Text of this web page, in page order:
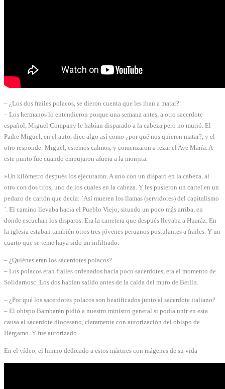
– ¿Los dos frailes polacos, se dieron cuenta que les iban a matar?
– Los hermanos lo entendieron porque una semana antes, a otro sacerdote
español, Miguel Company le habían disparado a la cabeza pero no murió. El
Padre Miguel, en el auto, dice algo así como ¿por qué nos quieren matar?, y el
otro responde: Miguel, estemos calmos, y comenzaron a rezar el Ave María. A
este punto fue cuando empujaron afuera a la monjita.
»Un kilómetro después los ejecutaron. A uno con un disparo en la cabeza, al
otro con dos tiros, uno de los cuales en la cabeza. Y les pusieron un cartel en un
pedazo de cartón que decía: ´Así mueren los llamas (servidores) del capitalismo
´. El camino llevaba hacia el Pueblo Viejo, situado un poco más arriba, en
donde escuchan los disparos. Era la carretera que después llevaba a Huaráz. En
la iglesia estaban también otros tres jóvenes peruanos postulantes a frailes. Y un
cuarto que se teme haya sido un infiltrado.
– ¿Quiénes eran los sacerdotes polacos?
– Los polacos eran frailes ordenados hacía poco sacerdotes, era el momento de
Solidarnosc. Los dos habían salido antes de la caída del muro de Berlín.
– ¿Por qué los sacerdotes polacos son beatificados junto al sacerdote italiano?
– El obispo Bambarén pidió a nuestro ministro general si podía unir en esta
causa al sacerdote diocesano, claramente con autorización del obispo de
Bérgamo. Y fue autorizado.
En el vídeo, el himno dedicado a estos mártires con mágenes de su vida